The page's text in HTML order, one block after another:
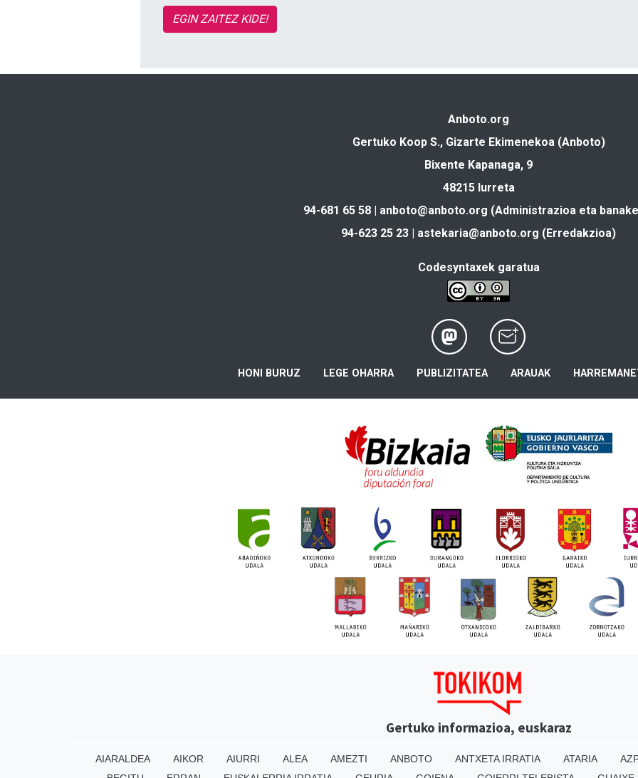
EGIN ZAITEZ KIDE!
Anboto.org
Gertuko Koop S., Gizarte Ekimenekoa (Anboto)
Bixente Kapanaga, 9
48215 Iurreta
94-681 65 58 | anboto@anboto.org (Administrazioa eta
94-623 25 23 | astekaria@anboto.org (Erredakzioa)
Codesyntaxek garatua
HONI BURUZ LEGE OHARRA PUBLIZITATEA ARAUAK
Gertuko informazioa, euskaraz
AIARALDEA AIKOR AIURRI ALEA AMEZTI ANBOTO ANTXETA IRRATIA ATARIA